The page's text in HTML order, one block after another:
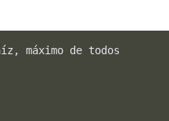
máximo de todos